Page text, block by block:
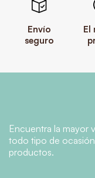
Envío
seguro
El
Encuentra la mayor
todo tipo de
productos.